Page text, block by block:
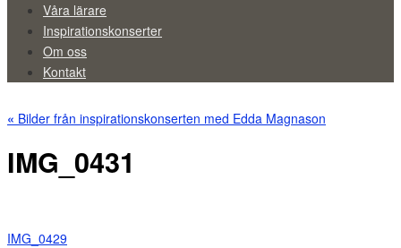
Våra lärare
Inspirationskonserter
Om oss
Kontakt
« Bilder från inspirationskonserten med Edda Magnason
IMG_0431
IMG_0429